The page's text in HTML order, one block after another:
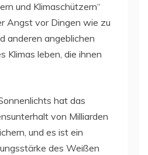
und Klimaschützern“
Angst vor Dingen wie zu
anderen angeblichen
Klimas leben, die ihnen
hat das
von Milliarden
und es ist ein
des Weißen